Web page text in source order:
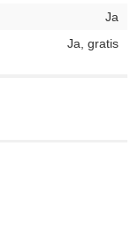
Ja
Ja, gratis